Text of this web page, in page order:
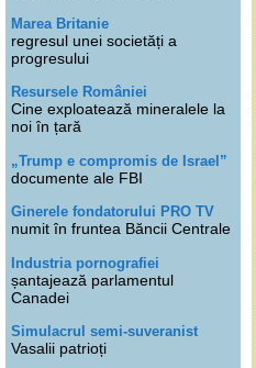
Marea Britanie
regresul unei societăți a
progresului
Resursele României
Cine exploatează mineralele la
noi în țară
„Trump e compromis de Israel”
documente ale FBI
Ginerele fondatorului PRO TV
numit în fruntea Băncii Centrale
Industria pornografiei
șantajează parlamentul
Canadei
Simulacrul semi-suveranist
Vasalii patrioți